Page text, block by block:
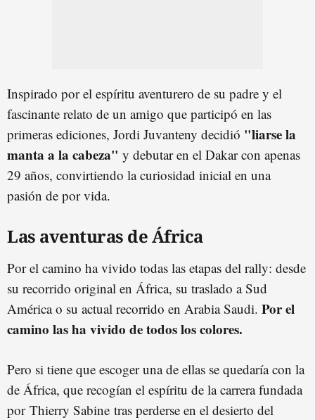
Inspirado por el espíritu aventurero de su padre y el
fascinante relato de un amigo que participó en las
primeras ediciones, Jordi Juvanteny decidió "liarse la
manta a la cabeza" y debutar en el Dakar con apenas
29 años, convirtiendo la curiosidad inicial en una
pasión de por vida.
Las aventuras de África
Por el camino ha vivido todas las etapas del rally: desde
su recorrido original en África, su traslado a Sud
América o su actual recorrido en Arabia Saudi. Por el
camino las ha vivido de todos los colores.
Pero si tiene que escoger una de ellas se quedaría con la
de África, que recogían el espíritu de la carrera fundada
por Thierry Sabine tras perderse en el desierto del